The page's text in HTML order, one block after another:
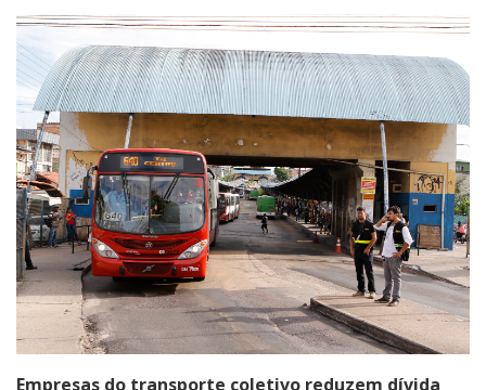
Empresas do transporte coletivo reduzem dívida